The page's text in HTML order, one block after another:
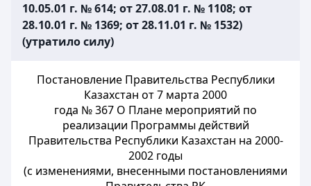
10.05.01 г. № 614; от 27.08.01 г. № 1108; от
28.10.01 г. № 1369; от 28.11.01 г. № 1532)
(утратило силу)
Постановление Правительства Республики
Казахстан от 7 марта 2000
года № 367 О Плане мероприятий по
реализации Программы действий
Правительства Республики Казахстан на 2000-
2002 годы
(с изменениями, внесенными постановлениями